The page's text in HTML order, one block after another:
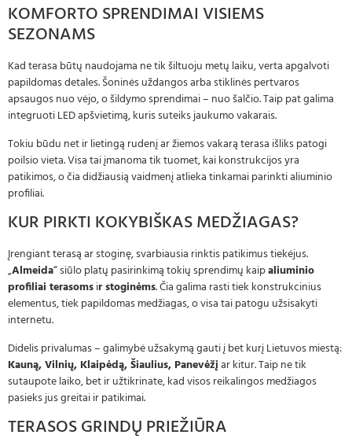
KOMFORTO SPRENDIMAI VISIEMS
SEZONAMS
Kad terasa būtų naudojama ne tik šiltuoju metų laiku, verta apgalvoti
papildomas detales. Šoninės uždangos arba stiklinės pertvaros
apsaugos nuo vėjo, o šildymo sprendimai – nuo šalčio. Taip pat galima
integruoti LED apšvietimą, kuris suteiks jaukumo vakarais.
Tokiu būdu net ir lietingą rudenį ar žiemos vakarą terasa išliks patogi
poilsio vieta. Visa tai įmanoma tik tuomet, kai konstrukcijos yra
patikimos, o čia didžiausią vaidmenį atlieka tinkamai parinkti aliuminio
profiliai.
KUR PIRKTI KOKYBIŠKAS MEDŽIAGAS?
Įrengiant terasą ar stoginę, svarbiausia rinktis patikimus tiekėjus.
„Almeida“ siūlo platų pasirinkimą tokių sprendimų kaipaliuminio
profiliai terasomsir stoginėms. Čia galima rasti tiek konstrukcinius
elementus, tiek papildomas medžiagas, o visa tai patogu užsisakyti
internetu.
Didelis privalumas – galimybė užsakymą gauti į bet kurį Lietuvos miestą:
Kauną, Vilnių, Klaipėdą, Šiaulius, Panevėžįar kitur. Taip ne tik
sutaupote laiko, bet ir užtikrinate, kad visos reikalingos medžiagos
pasieks jus greitai ir patikimai.
TERASOS GRINDŲ PRIEŽIŪRA